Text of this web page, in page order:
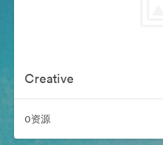
Creative
0资源